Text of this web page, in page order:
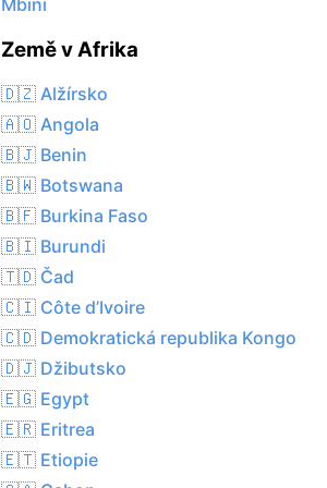
Mbini
Země v Afrika
🇩🇿 Alžírsko
🇦🇴 Angola
🇧🇯 Benin
🇧🇼 Botswana
🇧🇫 Burkina Faso
🇧🇮 Burundi
🇹🇩 Čad
🇨🇮 Côte d’Ivoire
🇨🇩 Demokratická republika Kongo
🇩🇯 Džibutsko
🇪🇬 Egypt
🇪🇷 Eritrea
🇪🇹 Etiopie